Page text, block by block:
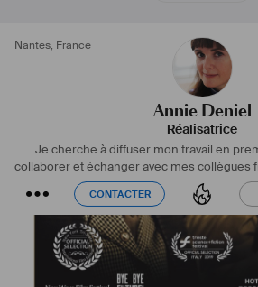
Nantes, France
Annie Deniel
Réalisatrice
Je cherche à diffuser mon travail en
collaborer et échanger avec mes collègues
CONTACTER
CONTACTER